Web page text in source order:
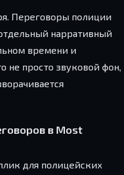
Переговоры полиции
нарративный
времени и
не просто звуковой фон,
в Most
для полицейских